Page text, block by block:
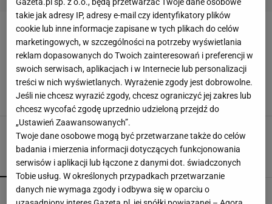
PIELĘGNACJA DREWNA
Lśniące meble za grosze? To najlepsze sposoby
na ich wypastowanie bez drogiej chemii
DODATKI DO DOMU DOMOWE SPOSOBY
PIELĘGNACJA DREWNA
POLEROWANIE
POPULARNE NAJNOWSZE
Vintage gramofony wracają do łask. Polacy na
takie jak adresy IP, adresy e-mail czy identyfikatory plików
cookie lub inne informacje zapisane w tych plikach do celów
marketingowych, w szczególności na potrzeby wyświetlania
reklam dopasowanych do Twoich zainteresowań i preferencji w
swoich serwisach, aplikacjach i w Internecie lub personalizacji
treści w nich wyświetlanych. Wyrażenie zgody jest dobrowolne.
Jeśli nie chcesz wyrazić zgody, chcesz ograniczyć jej zakres lub
chcesz wycofać zgodę uprzednio udzieloną przejdź do
„Ustawień Zaawansowanych”.
Twoje dane osobowe mogą być przetwarzane także do celów
badania i mierzenia informacji dotyczących funkcjonowania
serwisów i aplikacji lub łączone z danymi dot. świadczonych
Tobie usług. W określonych przypadkach przetwarzanie
danych nie wymaga zgody i odbywa się w oparciu o